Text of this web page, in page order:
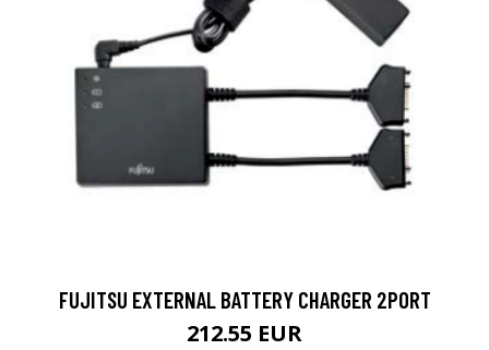
FUJITSU EXTERNAL BATTERY CHARGER 2PORT
212.55 EUR